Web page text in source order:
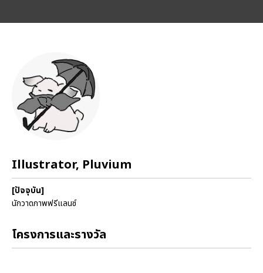
Illustrator, Pluvium
[ปัจจุบัน]
นักวาดภาพฟรีแลนซ์
โครงการและรางวัล